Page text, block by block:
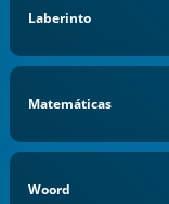
Laberinto
Matemáticas
Woord